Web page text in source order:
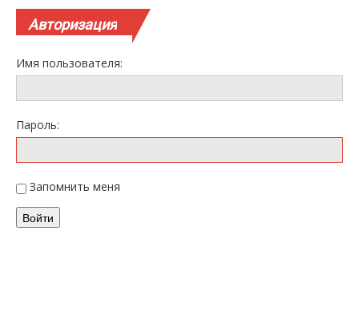
Авторизация
Имя пользователя:
Пароль:
Запомнить меня
Войти